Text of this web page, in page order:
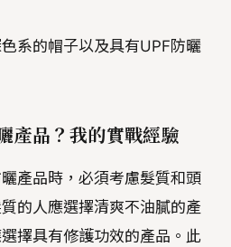
系的帽子以及具有UPF防曬
產品？我的實戰經驗
產品時，必須考慮髮質和頭
的人應選擇清爽不油膩的產
擇具有修護功效的產品。此